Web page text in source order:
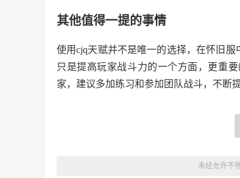
其他值得一提的事情
使用cjq天赋并不是唯一的选择，在怀旧
只是提高玩家战斗力的一个方面，更重
家，建议多加练习和参加团队战斗，不断
未经允许不